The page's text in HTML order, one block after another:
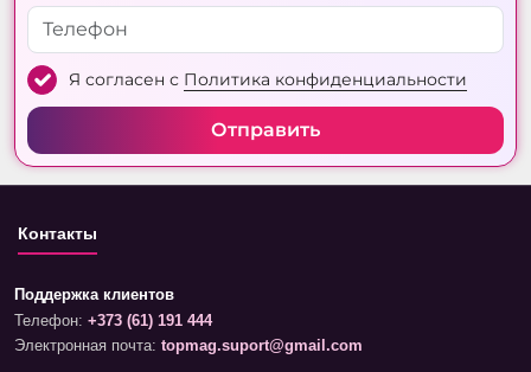
Я согласен с Политика конфиденциальности
Отправить
Контакты
Поддержка клиентов
Телефон: +373 (61) 191 444
Электронная почта: topmag.suport@gmail.com